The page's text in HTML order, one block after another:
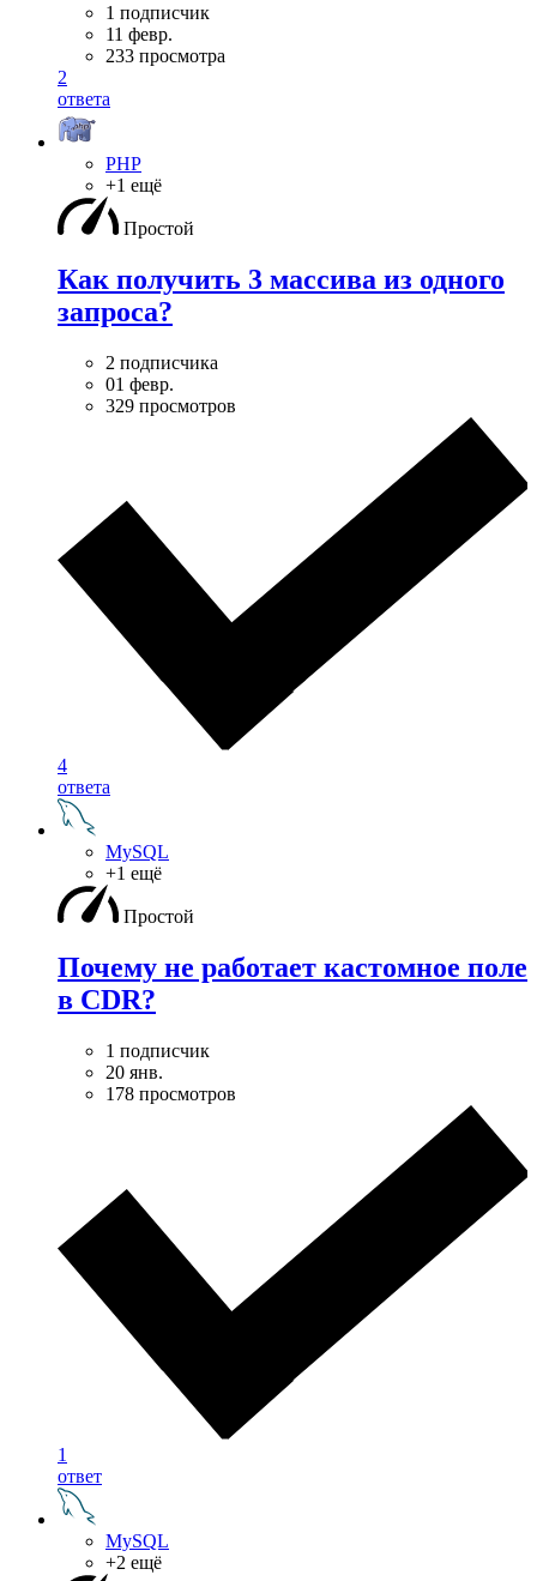
1 подписчик
11 февр.
233 просмотра
2
ответа
PHP
+1 ещё
Простой
Как получить 3 массива из одного
запроса?
2 подписчика
01 февр.
329 просмотров
4
ответа
MySQL
+1 ещё
Простой
Почему не работает кастомное поле
в CDR?
1 подписчик
20 янв.
178 просмотров
1
ответ
MySQL
+2 ещё